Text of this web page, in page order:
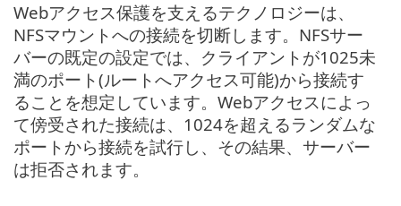
Webアクセス保護を支えるテクノロジーは、
NFSマウントへの接続を切断します。NFSサー
バーの既定の設定では、クライアントが1025未
満のポート(ルートへアクセス可能)から接続す
ることを想定しています。Webアクセスによっ
て傍受された接続は、1024を超えるランダムな
ポートから接続を試行し、その結果、サーバー
は拒否されます。